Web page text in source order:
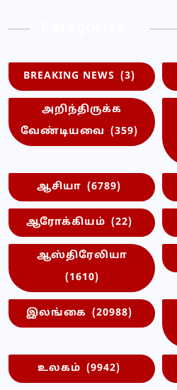
BREAKING NEWS (3)
அறிந்திருக்க
வேண்டியவை (359)
ஆசியா (6789)
ஆரோக்கியம் (22)
ஆஸ்திரேலியா
(1610)
இலங்கை (20988)
உலகம் (9942)